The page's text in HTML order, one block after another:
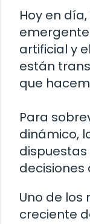
Hoy en
artificial y
están
que
Para
dinámico,
decisiones
Uno de los
creciente